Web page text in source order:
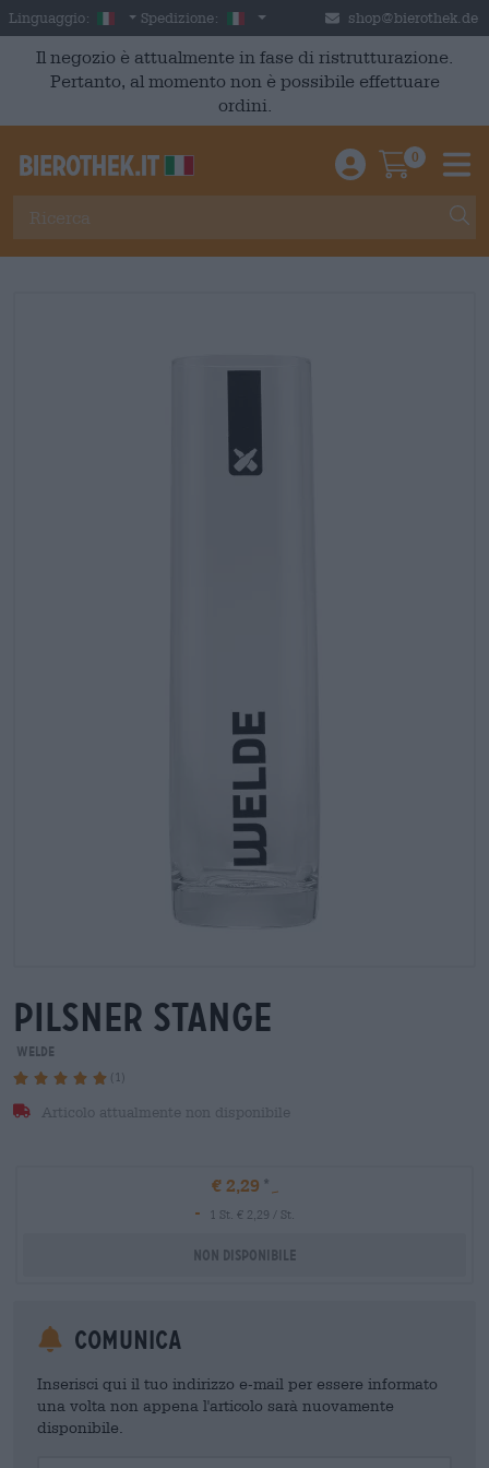
Skip to main content
Linguaggio: Italian
Spedizione: Italia shop@bierothek.de
Il negozio è attualmente in fase di ristrutturazione.
Pertanto, al momento non è possibile effettuare
ordini.
Einloggen /
0
Pilsner stange
Welde
(1)
Articolo attualmente non disponibile
€ 2,29
-
1 St. € 2,29 / St.
Non disponibile
Comunica
Inserisci qui il tuo indirizzo e-mail per essere informato
una volta non appena l'articolo sarà nuovamente
disponibile.